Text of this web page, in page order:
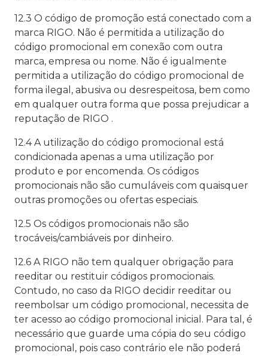
12.3 O código de promoção está conectado com a
marca RIGO. Não é permitida a utilização do
código promocional em conexão com outra
marca, empresa ou nome. Não é igualmente
permitida a utilização do código promocional de
forma ilegal, abusiva ou desrespeitosa, bem como
em qualquer outra forma que possa prejudicar a
reputação de RIGO .
12.4 A utilização do código promocional está
condicionada apenas a uma utilização por
produto e por encomenda. Os códigos
promocionais não são cumuláveis com quaisquer
outras promoções ou ofertas especiais.
12.5 Os códigos promocionais não são
trocáveis/cambiáveis por dinheiro.
12.6 A RIGO não tem qualquer obrigação para
reeditar ou restituir códigos promocionais.
Contudo, no caso da RIGO decidir reeditar ou
reembolsar um código promocional, necessita de
ter acesso ao código promocional inicial. Para tal, é
necessário que guarde uma cópia do seu código
promocional, pois caso contrário ele não poderá